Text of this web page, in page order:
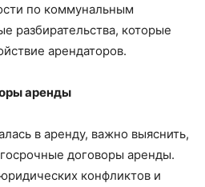
по коммунальным
разбирательства, которые
арендаторов.
аренды
в аренду, важно выяснить,
договоры аренды.
конфликтов и